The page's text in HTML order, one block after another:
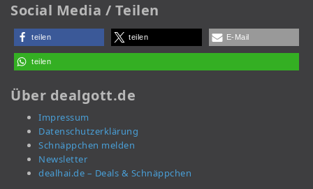
Social Media / Teilen
teilen teilen E-Mail
teilen
Über dealgott.de
Impressum
Datenschutzerklärung
Schnäppchen melden
Newsletter
dealhai.de – Deals & Schnäppchen